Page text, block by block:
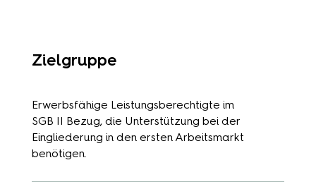
Zielgruppe
Erwerbsfähige Leistungsberechtigte im
SGB II Bezug, die Unterstützung bei der
Eingliederung in den ersten Arbeitsmarkt
benötigen.